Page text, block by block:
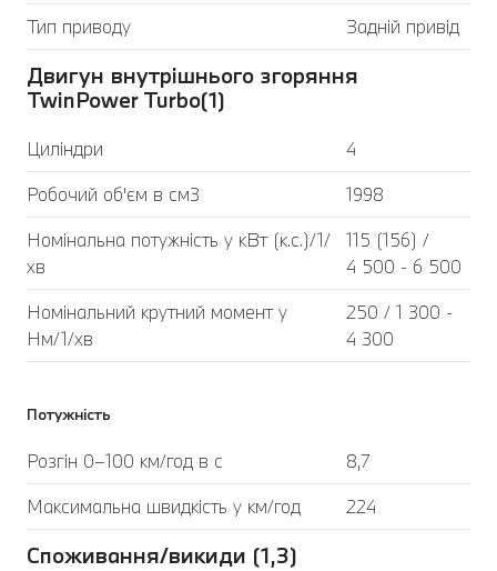
Тип приводу
Задній привід
Двигун внутрішнього згоряння
TwinPower Turbo(1)
Циліндри
4
Робочий об'єм в см3
1998
Номінальна потужність у кВт (к.с.)/1/
хв
115 (156) /
4 500 - 6 500
Номінальний крутний момент у
Нм/1/хв
250 / 1 300 -
4 300
Потужність
Розгін 0–100 км/год в с
8,7
Максимальна швидкість у км/год
224
Споживання/викиди (1,3)